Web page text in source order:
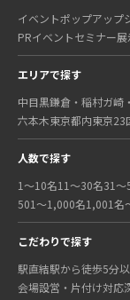
イベントポップアップ
PRイベントセミナー
エリアで探す
中目黒鎌倉・稲村ガ崎
六本木東京都内東京23
人数で探す
1〜10名11〜30名31〜
501〜1,000名1,001名
こだわりで探す
駅直結駅から徒歩5分
会場設営・片付け対応